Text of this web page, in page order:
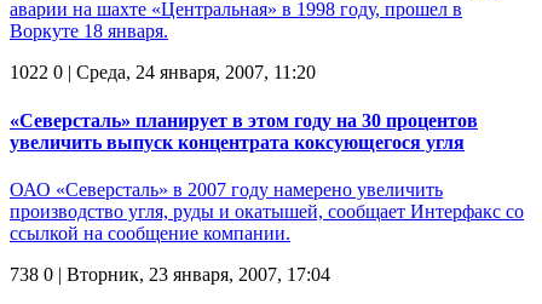
аварии на шахте «Центральная» в 1998 году, прошел в
Воркуте 18 января.
1022 0 | Среда, 24 января, 2007, 11:20
«Северсталь» планирует в этом году на 30 процентов
увеличить выпуск концентрата коксующегося угля
ОАО «Северсталь» в 2007 году намерено увеличить
производство угля, руды и окатышей, сообщает Интерфакс со
ссылкой на сообщение компании.
738 0 | Вторник, 23 января, 2007, 17:04